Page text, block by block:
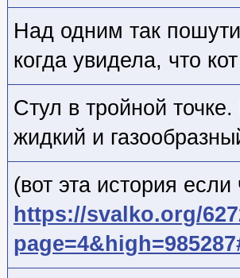
Над одним так
когда увидела, что
Стул в тройной
жидкий и
(вот эта история если
https://svalko.org/